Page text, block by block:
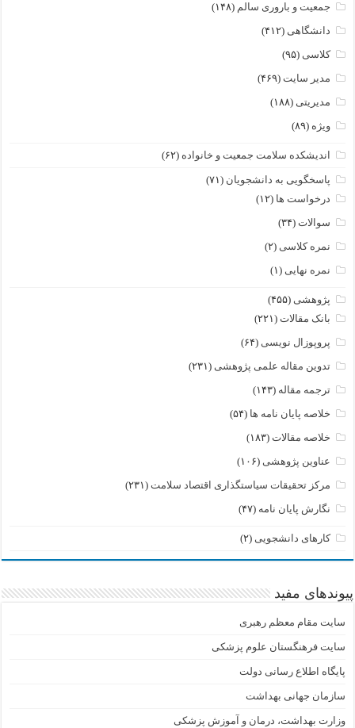
جمعیت و باروری سالم (۱۴۸)
دانشگاهی (۴۱۲)
کلاسی (۹۵)
مدیر سایت (۴۶۹)
مدیریتی (۱۸۸)
ویژه (۸۹)
اندیشکده سلامت جمعیت و خانواده (۶۲)
پاسخگویی به دانشجویان (۷۱)
درخواست ها (۱۲)
سوالات (۳۴)
نمره کلاسی (۲)
نمره نهایی (۱)
پژوهشی (۴۵۵)
بانک مقالات (۲۲۱)
پروپوزال نویسی (۶۴)
تدوین مقاله علمی پژوهشی (۲۳۱)
ترجمه مقاله (۱۴۳)
خلاصه پایان نامه ها (۵۴)
خلاصه مقالات (۱۸۳)
عناوین پژوهشی (۱۰۶)
مرکز تحقیقات سیاستگذاری اقتصاد سلامت (۲۳۱)
نگارش پایان نامه (۴۷)
کارهای دانشجویی (۲)
پیوندهای مفید
سایت مقام معظم رهبری
سایت فرهنگستان علوم پزشکی
پایگاه اطلاع رسانی دولت
سازمان جهانی بهداشت
وزارت بهداشت، درمان و آموزش پزشکی